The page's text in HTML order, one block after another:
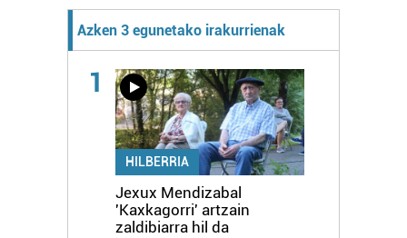
Azken 3 egunetako irakurrienak
1
HILBERRIA
Jexux Mendizabal
'Kaxkagorri' artzain
zaldibiarra hil da